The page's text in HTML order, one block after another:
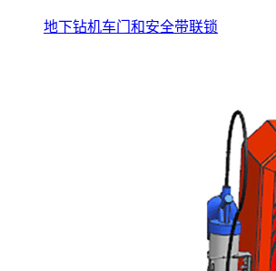
地下钻机车门和安全带联锁